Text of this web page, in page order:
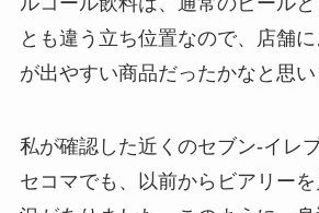
とも違う立ち位置なので、店舗
が出やすい商品だったかなと思い
私が確認した近くのセブン-イレ
セコマでも、以前からビアリー